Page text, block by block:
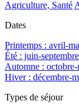
Agriculture, Santé
Dates
Printemps : avril-
Été : juin-septembre
Automne :
Hiver : décembre-
Types de séjour